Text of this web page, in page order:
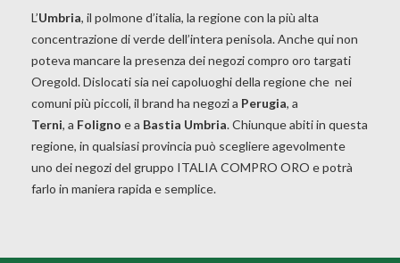
L’Umbria, il polmone d’italia, la regione con la più alta
concentrazione di verde dell’intera penisola. Anche qui non
poteva mancare la presenza dei negozi compro oro targati
Oregold. Dislocati sia nei capoluoghi della regione che nei
comuni più piccoli, il brand ha negozi a Perugia, a
Terni, a Foligno e a Bastia Umbria. Chiunque abiti in questa
regione, in qualsiasi provincia può scegliere agevolmente
uno dei negozi del gruppo ITALIA COMPRO ORO e potrà
farlo in maniera rapida e semplice.